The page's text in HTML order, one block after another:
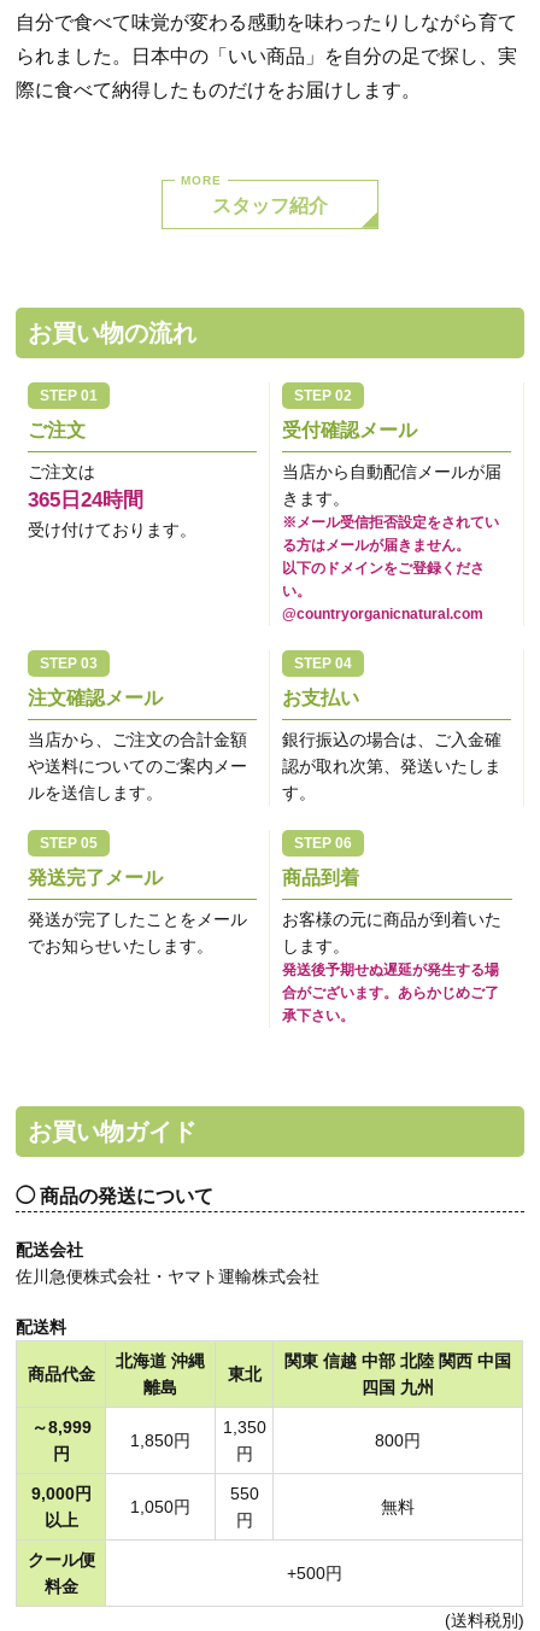
自分で食べて味覚が変わる感動を味わったりしながら育て
られました。日本中の「いい商品」を自分の足で探し、実
際に食べて納得したものだけをお届けします。
スタッフ紹介
お買い物の流れ
ご注文
ご注文は
365日24時間
受け付けております。
受付確認メール
当店から自動配信メールが届
きます。
※メール受信拒否設定をされてい
る方はメールが届きません。
以下のドメインをご登録くださ
い。
@countryorganicnatural.com
注文確認メール
当店から、ご注文の合計金額
や送料についてのご案内メー
ルを送信します。
お支払い
銀行振込の場合は、ご入金確
認が取れ次第、発送いたしま
す。
発送完了メール
発送が完了したことをメール
でお知らせいたします。
商品到着
お客様の元に商品が到着いた
します。
発送後予期せぬ遅延が発生する場
合がございます。あらかじめご了
承下さい。
お買い物ガイド
商品の発送について
配送会社
佐川急便株式会社・ヤマト運輸株式会社
配送料
商品代金
北海道 沖縄
離島
東北
関東 信越 中部 北陸 関西 中国
四国 九州
～8,999
円
1,850円
1,350
円
800円
9,000円
以上
1,050円
550
円
無料
クール便
料金
+500円
(送料税別)